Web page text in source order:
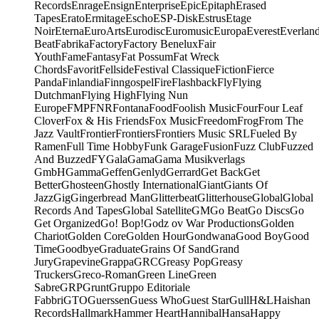
RecordsEnrageEnsignEnterpriseEpicEpitaphErased
TapesEratoErmitageEschoESP-DiskEstrusEtage
NoirEternaEuroArtsEurodiscEuromusicEuropaEverest
BeatFabrikaFactoryFactory BeneluxFair
YouthFameFantasyFat PossumFat Wreck
ChordsFavoritFellsideFestival ClassiqueFictionFierce
PandaFinlandiaFinngospelFireFlashbackFlyFlying
DutchmanFlying HighFlying Nun
EuropeFMPFNRFontanaFoodFoolish MusicFourFour Leaf
CloverFox & His FriendsFox MusicFreedomFrogFrom The
Jazz VaultFrontierFrontiersFrontiers Music SRLFueled By
RamenFull Time HobbyFunk GarageFusionFuzz ClubFuzzed
And BuzzedFYGalaGamaGama Musikverlags
GmbHGammaGeffenGenlydGerrardGet BackGet
BetterGhosteenGhostly InternationalGiantGiants Of
JazzGigGingerbread ManGlitterbeatGlitterhouseGlobalGlobal
Records And TapesGlobal SatelliteGMGo BeatGo DiscsGo
Get OrganizedGo! Bop!Godz ov War ProductionsGolden
ChariotGolden CoreGolden HourGondwanaGood BoyGood
TimeGoodbyeGraduateGrains Of SandGrand
JuryGrapevineGrappaGRCGreasy PopGreasy
TruckersGreco-RomanGreen LineGreen
SabreGRPGruntGruppo Editoriale
FabbriGTOGuerssenGuess WhoGuest StarGullH&LHaishan
RecordsHallmarkHammer HeartHannibalHansaHappy